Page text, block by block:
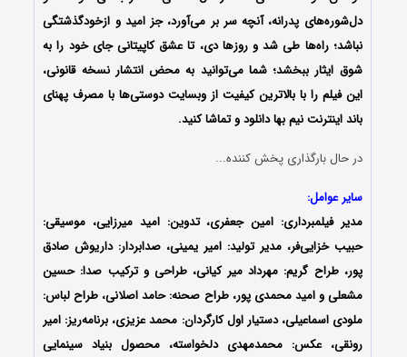
دل‌شوره‌های پدرانه، آنچه سر بر می‌آورد، جز امید و ازخودگذشتگی
نباشد؛ راه‌ها طی شد و روزها دی، تا عشق کاپیتانی جای خود را به
شوق ایثار ببخشد؛ شما می‌توانید به محض انتشار نسخه قانونی،
این فیلم را با بالاترین کیفیت از وبسایت دوستی‌ها با مصرف پهنای
باند اینترنت نیم بها دانلود و تماشا کنید.
در حال بارگذاری پخش کننده...
سایر عوامل:
مدیر فیلمبرداری: امین جعفری، تدوین: امید میرزایی، موسیقی:
حبیب خزایی‌فر، مدیر تولید: امیر یمینی، صدابردار: داریوش صادق
پور، طراح گریم: مهرداد میر کیانی، طراحی و ترکیب صدا: حسین
مشعلی و امید محمدی پور، طراح صحنه: حامد اصلانی، طراح لباس:
ملودی اسماعیلی، دستیار اول کارگردان: محمد عزیزی، برنامه‌ریز: امیر
رونقی، عکس: محمدمهدی دلخواسته، محصول بنیاد سینمایی